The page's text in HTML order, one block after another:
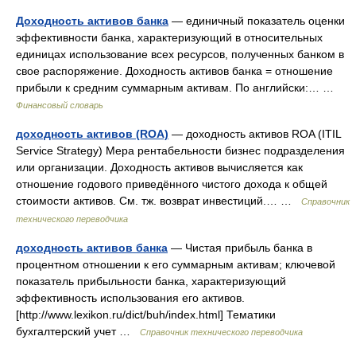
Доходность активов банка — единичный показатель оценки
эффективности банка, характеризующий в относительных
единицах использование всех ресурсов, полученных банком в
свое распоряжение. Доходность активов банка = отношение
прибыли к средним суммарным активам. По английски:… …
Финансовый словарь
доходность активов (ROA) — доходность активов ROA (ITIL
Service Strategy) Мера рентабельности бизнес подразделения
или организации. Доходность активов вычисляется как
отношение годового приведённого чистого дохода к общей
стоимости активов. См. тж. возврат инвестиций.… …
Справочник
технического переводчика
доходность активов банка — Чистая прибыль банка в
процентном отношении к его суммарным активам; ключевой
показатель прибыльности банка, характеризующий
эффективность использования его активов.
[http://www.lexikon.ru/dict/buh/index.html] Тематики
бухгалтерский учет …
Справочник технического переводчика